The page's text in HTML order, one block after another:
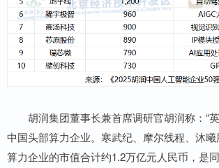
胡润集团董事长兼首席调研官胡润称：“
中国头部算力企业。寒武纪、摩尔线程、沐
算力企业的市值合计约1.2万亿元人民币，是